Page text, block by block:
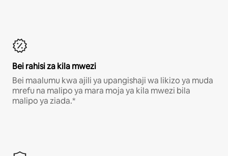
Bei rahisi za kila mwezi
Bei maalumu kwa ajili ya upangishaji wa likizo ya muda
mrefu na malipo ya mara moja ya kila mwezi bila
malipo ya ziada.*